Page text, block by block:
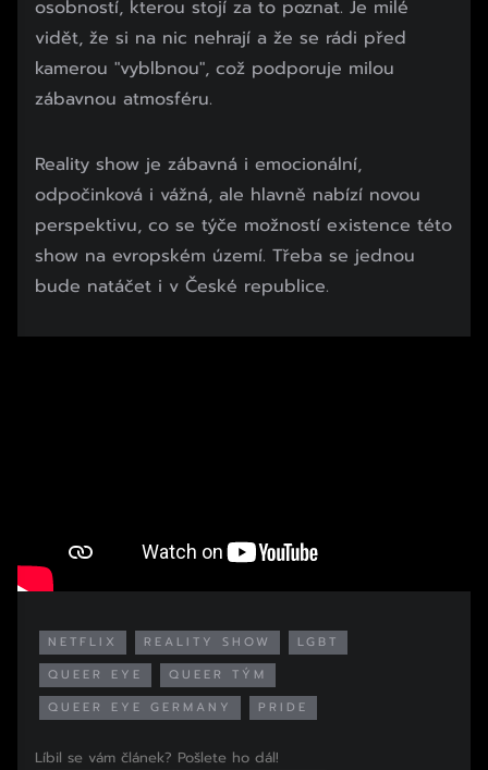
osobností, kterou stojí za to poznat. Je milé
vidět, že si na nic nehrají a že se rádi před
kamerou "vyblbnou", což podporuje milou
zábavnou atmosféru.
Reality show je zábavná i emocionální,
odpočinková i vážná, ale hlavně nabízí novou
perspektivu, co se týče možností existence této
show na evropském území. Třeba se jednou
bude natáčet i v České republice.
NETFLIX REALITY SHOW
LGBT
QUEER EYE
QUEER TÝM
QUEER EYE GERMANY
PRIDE
Líbil se vám článek? Pošlete ho dál!